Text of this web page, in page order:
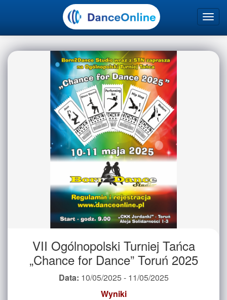
VII Ogólnopolski Turniej Tańca
„Chance for Dance” Toruń 2025
Data: 10/05/2025 - 11/05/2025
Wyniki